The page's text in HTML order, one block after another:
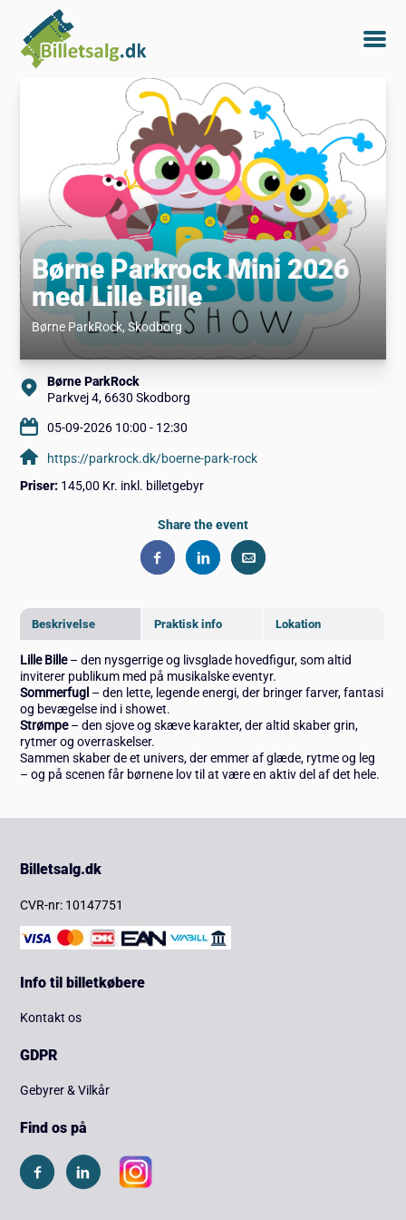
Børne Parkrock Mini 2026
med Lille Bille
Børne ParkRock, Skodborg
Beskrivelse Praktisk info Lokation
Lille Bille– den nysgerrige og livsglade hovedfigur, som altid
inviterer publikum med på musikalske eventyr.
Sommerfugl – den lette, legende energi, der bringer farver, fantasi
og bevægelse ind i showet.
Strømpe– den sjove og skæve karakter, der altid skaber grin,
rytmer og overraskelser.
Sammen skaber de et univers, der emmer af glæde, rytme og leg
– og på scenen får børnene lov til at være en aktiv del af det hele.
Børne ParkRock
Parkvej 4, 6630 Skodborg
05-09-2026 10:00 - 12:30
https://parkrock.dk/boerne-park-rock
Priser: 145,00 Kr. inkl. billetgebyr
Share the event
Billetsalg.dk
CVR-nr: 10147751
Info til billetkøbere
Kontakt os
GDPR
Gebyrer & Vilkår
Find os på